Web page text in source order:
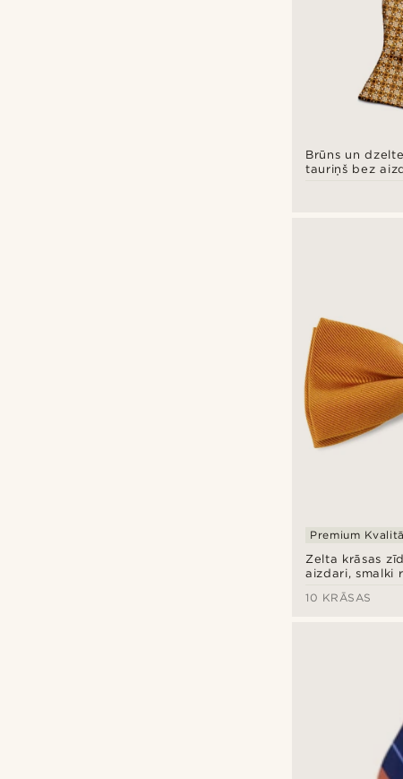
Brūns un
tauriņš bez
Zelta krāsas
aizdari, smalki
Premium
10 KRĀSAS